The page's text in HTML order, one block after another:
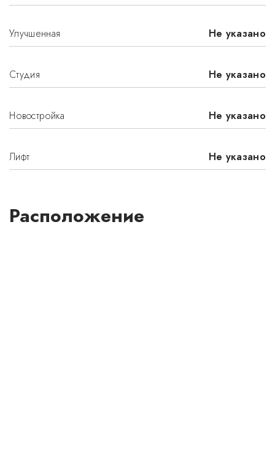
Улучшенная Не указано
Студия Не указано
Новостройка Не указано
Лифт Не указано
Расположение